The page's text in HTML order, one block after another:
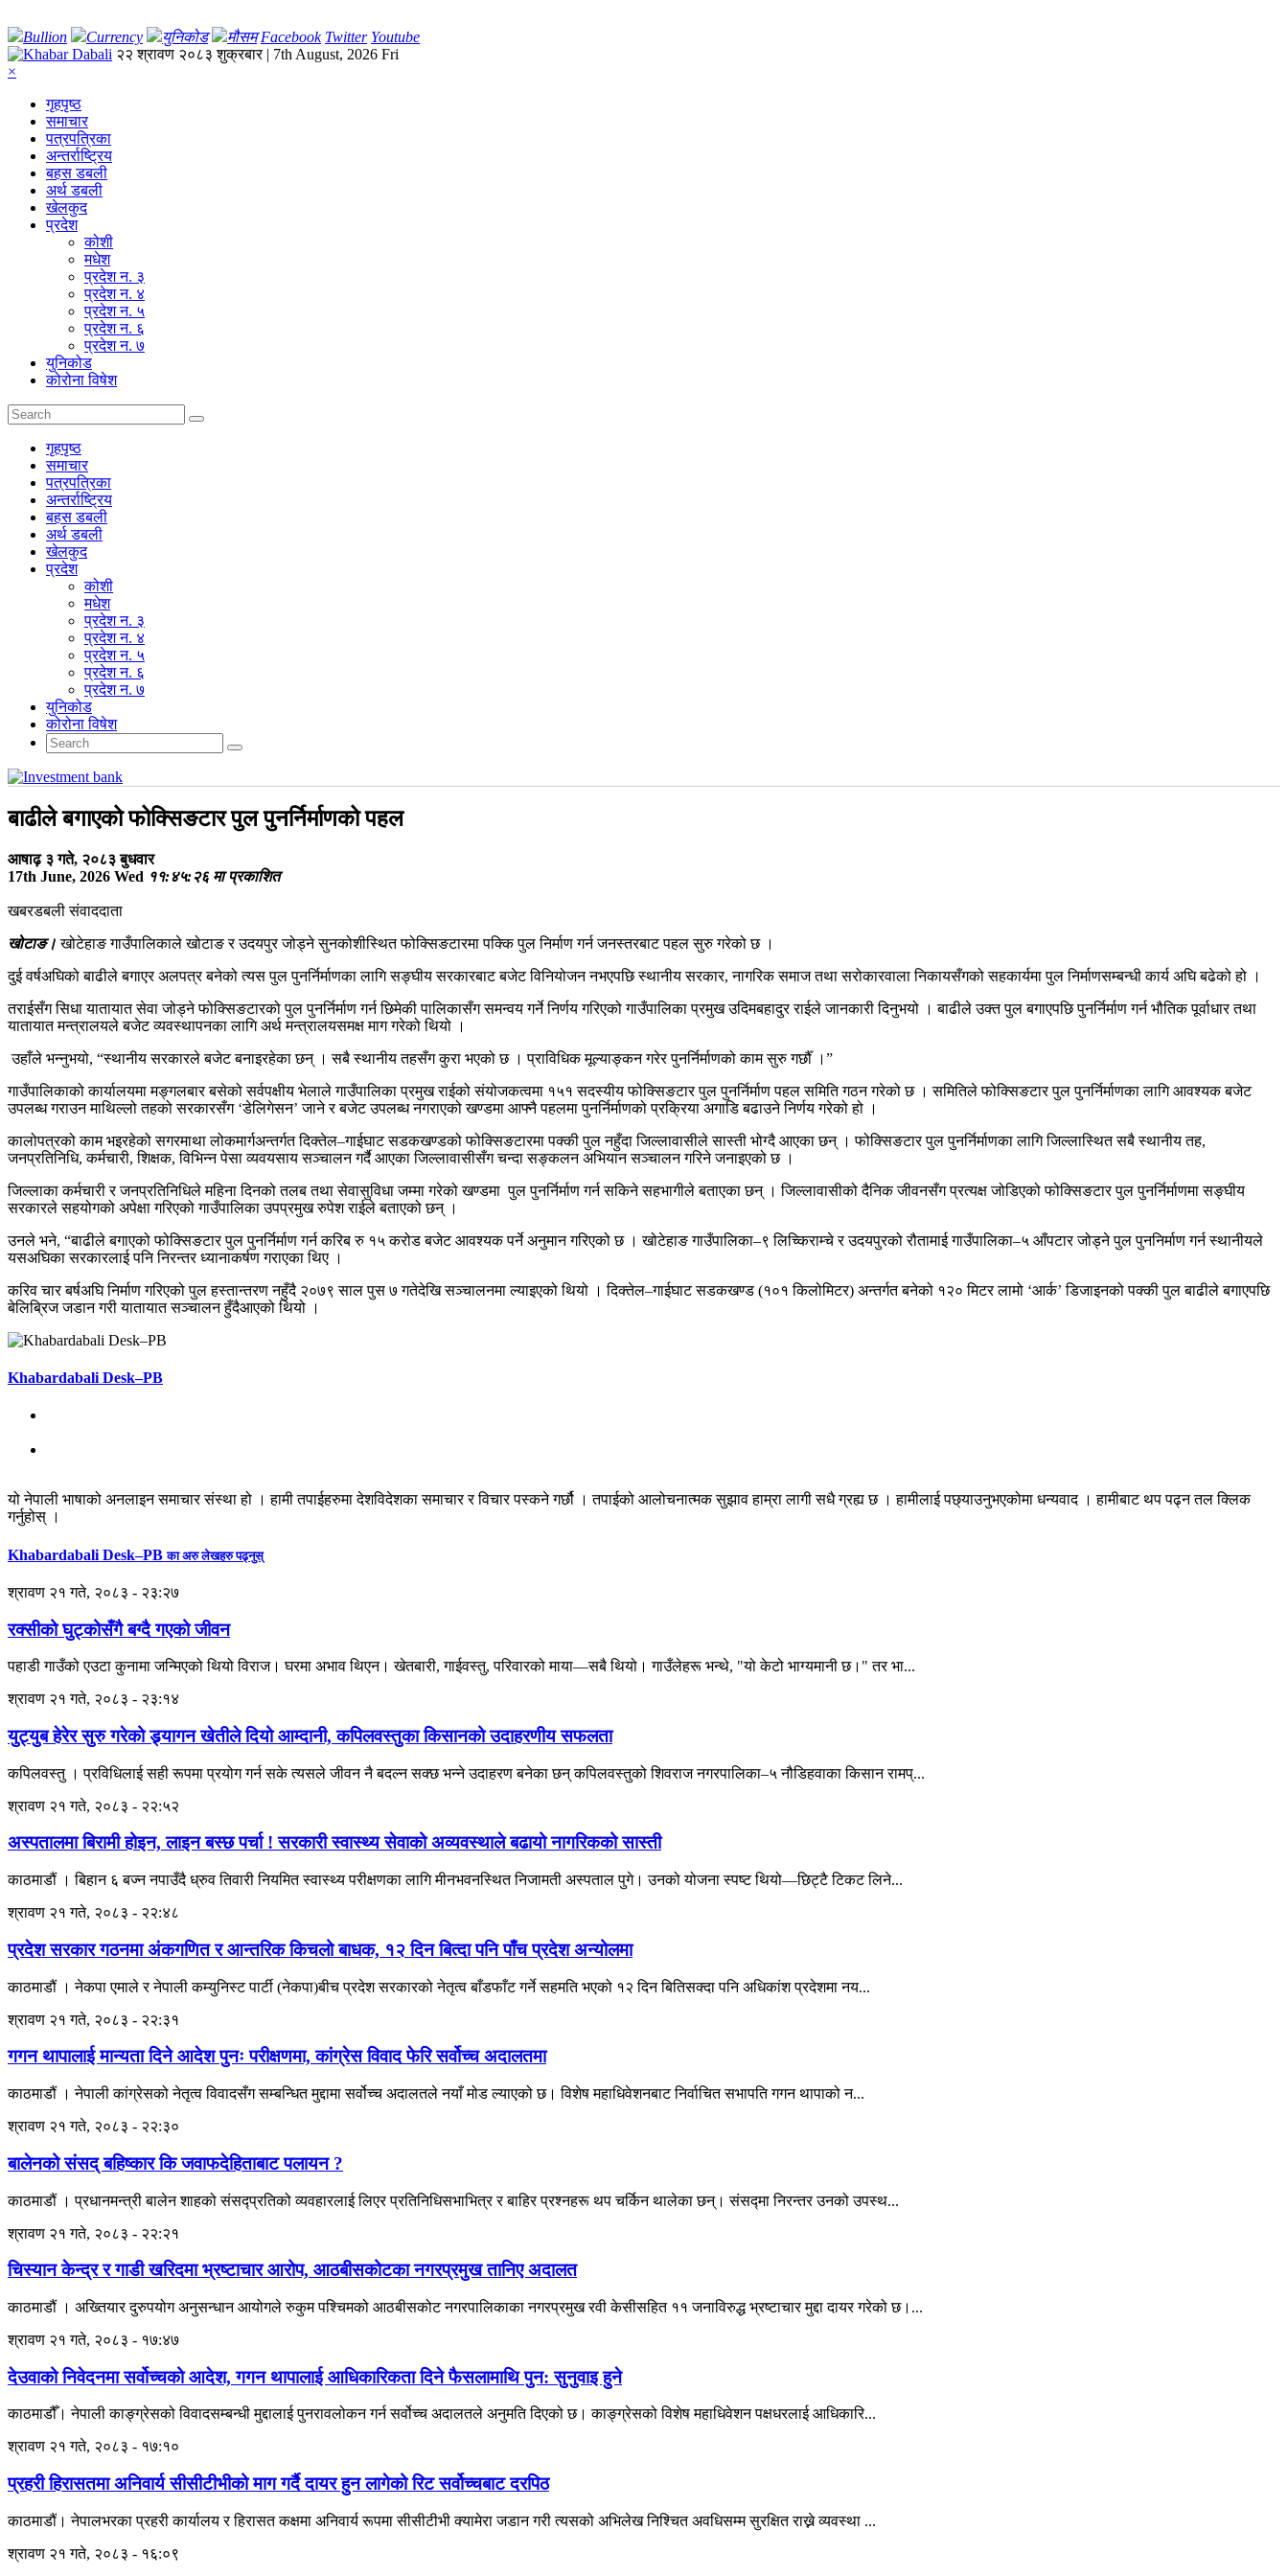
Bullion Currency युनिकोड मौसम Facebook Twitter Youtube
२२ श्रावण २०८३ शुक्रबार | 7th August, 2026 Fri
×
गृहपृष्‍ठ
समाचार
पत्रपत्रिका
अन्तर्राष्ट्रिय
बहस डबली
अर्थ डबली
खेलकुद
प्रदेश
कोशी
मधेश
प्रदेश न. ३
प्रदेश न. ४
प्रदेश न. ५
प्रदेश न. ६
प्रदेश न. ७
युनिकोड
कोरोना विषेश
गृहपृष्‍ठ
समाचार
पत्रपत्रिका
अन्तर्राष्ट्रिय
बहस डबली
अर्थ डबली
खेलकुद
प्रदेश
कोशी
मधेश
प्रदेश न. ३
प्रदेश न. ४
प्रदेश न. ५
प्रदेश न. ६
प्रदेश न. ७
युनिकोड
कोरोना विषेश
बाढीले बगाएको फोक्सिङटार पुल पुनर्निर्माणको पहल
आषाढ़ ३ गते, २०८३ बुधवार
17th June, 2026 Wed ११:४५:२६ मा प्रकाशित
खबरडबली संवाददाता
खोटाङ। खोटेहाङ गाउँपालिकाले खोटाङ र उदयपुर जोड्ने सुनकोशीस्थित फोक्सिङटारमा पक्कि पुल निर्माण गर्न जनस्तरबाट पहल सुरु गरेको छ ।
दुई वर्षअघिको बाढीले बगाएर अलपत्र बनेको त्यस पुल पुनर्निर्माणका लागि सङ्घीय सरकारबाट बजेट विनियोजन नभएपछि स्थानीय सरकार, नागरिक समाज तथा सरोकारवाला निकायसँगको सहकार्यमा पुल निर्माणसम्बन्धी कार्य अघि बढेको हो ।
तराईसँग सिधा यातायात सेवा जोड्ने फोक्सिङटारको पुल पुनर्निर्माण गर्न छिमेकी पालिकासँग समन्वय गर्ने निर्णय गरिएको गाउँपालिका प्रमुख उदिमबहादुर राईले जानकारी दिनुभयो । बाढीले उक्त पुल बगाएपछि पुनर्निर्माण गर्न भौतिक पूर्वाधार तथा
यातायात मन्त्रालयले बजेट व्यवस्थापनका लागि अर्थ मन्त्रालयसमक्ष माग गरेको थियो ।
उहाँले भन्नुभयो, “स्थानीय सरकारले बजेट बनाइरहेका छन् । सबै स्थानीय तहसँग कुरा भएको छ । प्राविधिक मूल्याङ्कन गरेर पुनर्निर्माणको काम सुरु गर्छौँ ।”
गाउँपालिकाको कार्यालयमा मङ्गलबार बसेको सर्वपक्षीय भेलाले गाउँपालिका प्रमुख राईको संयोजकत्वमा १५१ सदस्यीय फोक्सिङटार पुल पुनर्निर्माण पहल समिति गठन गरेको छ । समितिले फोक्सिङटार पुल पुनर्निर्माणका लागि आवश्यक बजेट
उपलब्ध गराउन माथिल्लो तहको सरकारसँग ‘डेलिगेसन’ जाने र बजेट उपलब्ध नगराएको खण्डमा आफ्नै पहलमा पुनर्निर्माणको प्रक्रिया अगाडि बढाउने निर्णय गरेको हो ।
कालोपत्रको काम भइरहेको सगरमाथा लोकमार्गअन्तर्गत दिक्तेल–गाईघाट सडकखण्डको फोक्सिङटारमा पक्की पुल नहुँदा जिल्लावासीले सास्ती भोग्दै आएका छन् । फोक्सिङटार पुल पुनर्निर्माणका लागि जिल्लास्थित सबै स्थानीय तह,
जनप्रतिनिधि, कर्मचारी, शिक्षक, विभिन्न पेसा व्यवयसाय सञ्चालन गर्दै आएका जिल्लावासीसँग चन्दा सङ्कलन अभियान सञ्चालन गरिने जनाइएको छ ।
जिल्लाका कर्मचारी र जनप्रतिनिधिले महिना दिनको तलब तथा सेवासुविधा जम्मा गरेको खण्डमा पुल पुनर्निर्माण गर्न सकिने सहभागीले बताएका छन् । जिल्लावासीको दैनिक जीवनसँग प्रत्यक्ष जोडिएको फोक्सिङटार पुल पुनर्निर्माणमा सङ्घीय
सरकारले सहयोगको अपेक्षा गरिएको गाउँपालिका उपप्रमुख रुपेश राईले बताएको छन् ।
उनले भने, “बाढीले बगाएको फोक्सिङटार पुल पुनर्निर्माण गर्न करिब रु १५ करोड बजेट आवश्यक पर्ने अनुमान गरिएको छ । खोटेहाङ गाउँपालिका–९ लिच्किराम्चे र उदयपुरको रौतामाई गाउँपालिका–५ आँपटार जोड्ने पुल पुननिर्माण गर्न स्थानीयले
यसअघिका सरकारलाई पनि निरन्तर ध्यानाकर्षण गराएका थिए ।
करिव चार बर्षअघि निर्माण गरिएको पुल हस्तान्तरण नहुँदै २०७९ साल पुस ७ गतेदेखि सञ्चालनमा ल्याइएको थियो । दिक्तेल–गाईघाट सडकखण्ड (१०१ किलोमिटर) अन्तर्गत बनेको १२० मिटर लामो ‘आर्क’ डिजाइनको पक्की पुल बाढीले बगाएपछि
बेलिब्रिज जडान गरी यातायात सञ्चालन हुँदैआएको थियो ।
Khabardabali Desk–PB
यो नेपाली भाषाको अनलाइन समाचार संस्था हो । हामी तपाईहरुमा देशविदेशका समाचार र विचार पस्कने गर्छौ । तपाईको आलोचनात्मक सुझाव हाम्रा लागी सधै ग्रह्य छ । हामीलाई पछ्याउनुभएकोमा धन्यवाद । हामीबाट थप पढ्न तल क्लिक
गर्नुहोस् ।
Khabardabali Desk–PBका अरु लेखहरु पढ्नुस्
श्रावण २१ गते, २०८३ - २३:२७
रक्सीको घुट्कोसँगै बग्दै गएको जीवन
पहाडी गाउँको एउटा कुनामा जन्मिएको थियो विराज। घरमा अभाव थिएन। खेतबारी, गाईवस्तु, परिवारको माया—सबै थियो। गाउँलेहरू भन्थे, "यो केटो भाग्यमानी छ।" तर भा...
श्रावण २१ गते, २०८३ - २३:१४
युट्युब हेरेर सुरु गरेको ड्र्यागन खेतीले दियो आम्दानी, कपिलवस्तुका किसानको उदाहरणीय सफलता
कपिलवस्तु । प्रविधिलाई सही रूपमा प्रयोग गर्न सके त्यसले जीवन नै बदल्न सक्छ भन्ने उदाहरण बनेका छन् कपिलवस्तुको शिवराज नगरपालिका–५ नौडिहवाका किसान रामप्...
श्रावण २१ गते, २०८३ - २२:५२
अस्पतालमा बिरामी होइन, लाइन बस्छ पर्चा ! सरकारी स्वास्थ्य सेवाको अव्यवस्थाले बढायो नागरिकको सास्ती
काठमाडौं । बिहान ६ बज्न नपाउँदै ध्रुव तिवारी नियमित स्वास्थ्य परीक्षणका लागि मीनभवनस्थित निजामती अस्पताल पुगे। उनको योजना स्पष्ट थियो—छिट्टै टिकट लिने...
श्रावण २१ गते, २०८३ - २२:४८
प्रदेश सरकार गठनमा अंकगणित र आन्तरिक किचलो बाधक, १२ दिन बित्दा पनि पाँच प्रदेश अन्योलमा
काठमाडौं । नेकपा एमाले र नेपाली कम्युनिस्ट पार्टी (नेकपा)बीच प्रदेश सरकारको नेतृत्व बाँडफाँट गर्ने सहमति भएको १२ दिन बितिसक्दा पनि अधिकांश प्रदेशमा नय...
श्रावण २१ गते, २०८३ - २२:३१
गगन थापालाई मान्यता दिने आदेश पुनः परीक्षणमा, कांग्रेस विवाद फेरि सर्वोच्च अदालतमा
काठमाडौं । नेपाली कांग्रेसको नेतृत्व विवादसँग सम्बन्धित मुद्दामा सर्वोच्च अदालतले नयाँ मोड ल्याएको छ। विशेष महाधिवेशनबाट निर्वाचित सभापति गगन थापाको न...
श्रावण २१ गते, २०८३ - २२:३०
बालेनको संसद् बहिष्कार कि जवाफदेहिताबाट पलायन ?
काठमाडौं । प्रधानमन्त्री बालेन शाहको संसद्प्रतिको व्यवहारलाई लिएर प्रतिनिधिसभाभित्र र बाहिर प्रश्नहरू थप चर्किन थालेका छन्। संसद्मा निरन्तर उनको उपस्थ...
श्रावण २१ गते, २०८३ - २२:२१
चिस्यान केन्द्र र गाडी खरिदमा भ्रष्टाचार आरोप, आठबीसकोटका नगरप्रमुख तानिए अदालत
काठमाडौं । अख्तियार दुरुपयोग अनुसन्धान आयोगले रुकुम पश्चिमको आठबीसकोट नगरपालिकाका नगरप्रमुख रवी केसीसहित ११ जनाविरुद्ध भ्रष्टाचार मुद्दा दायर गरेको छ।...
श्रावण २१ गते, २०८३ - १७:४७
देउवाको निवेदनमा सर्वोच्चको आदेश, गगन थापालाई आधिकारिकता दिने फैसलामाथि पुन: सुनुवाइ हुने
काठमाडौँ। नेपाली काङ्ग्रेसको विवादसम्बन्धी मुद्दालाई पुनरावलोकन गर्न सर्वोच्च अदालतले अनुमति दिएको छ। काङ्ग्रेसको विशेष महाधिवेशन पक्षधरलाई आधिकारि...
श्रावण २१ गते, २०८३ - १७:१०
प्रहरी हिरासतमा अनिवार्य सीसीटीभीको माग गर्दै दायर हुन लागेको रिट सर्वोच्चबाट दरपिठ
काठमाडौं। नेपालभरका प्रहरी कार्यालय र हिरासत कक्षमा अनिवार्य रूपमा सीसीटीभी क्यामेरा जडान गरी त्यसको अभिलेख निश्चित अवधिसम्म सुरक्षित राख्ने व्यवस्था ...
श्रावण २१ गते, २०८३ - १६:०९